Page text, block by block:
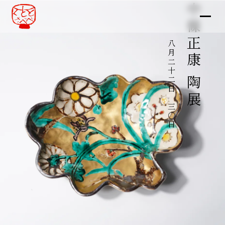
中條正康 陶展
八月二十二日～三〇日